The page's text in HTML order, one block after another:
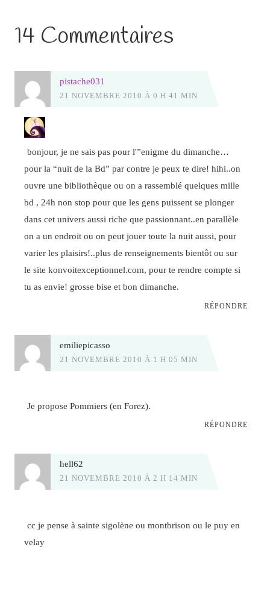
14 Commentaires
pistache031
21 NOVEMBRE 2010 À 0 H 41 MIN
bonjour, je ne sais pas pour l'”enigme du dimanche…
pour la “nuit de la Bd” par contre je peux te dire! hihi..on
ouvre une bibliothèque ou on a rassemblé quelques mille
bd , 24h non stop pour que les gens puissent se plonger
dans cet univers aussi riche que passionnant..en parallèle
on a un endroit ou on peut jouer toute la nuit aussi, pour
varier les plaisirs!..plus de renseignements bientôt ou sur
le site konvoitexceptionnel.com, pour te rendre compte si
tu as envie! grosse bise et bon dimanche.
RÉPONDRE
emiliepicasso
21 NOVEMBRE 2010 À 1 H 05 MIN
Je propose Pommiers (en Forez).
RÉPONDRE
hell62
21 NOVEMBRE 2010 À 2 H 14 MIN
cc je pense à sainte sigolène ou montbrison ou le puy en
velay